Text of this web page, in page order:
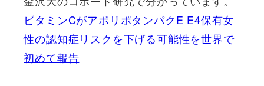
ビタミンCがアポリポタンパクE E4保有女
性の認知症リスクを下げる可能性を世界で
初めて報告